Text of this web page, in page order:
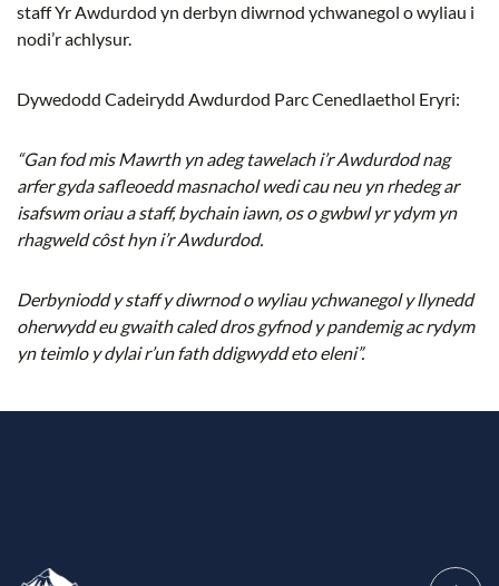
staff Yr Awdurdod yn derbyn diwrnod ychwanegol o wyliau i
nodi’r achlysur.
Dywedodd Cadeirydd Awdurdod Parc Cenedlaethol Eryri:
“Gan fod mis Mawrth yn adeg tawelach i’r Awdurdod nag
arfer gyda safleoedd masnachol wedi cau neu yn rhedeg ar
isafswm oriau a staff, bychain iawn, os o gwbwl yr ydym yn
rhagweld côst hyn i’r Awdurdod.
Derbyniodd y staff y diwrnod o wyliau ychwanegol y llynedd
oherwydd eu gwaith caled dros gyfnod y pandemig ac rydym
yn teimlo y dylai r’un fath ddigwydd eto eleni”.